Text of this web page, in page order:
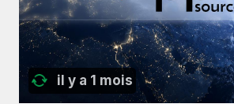
il y a 1 mois